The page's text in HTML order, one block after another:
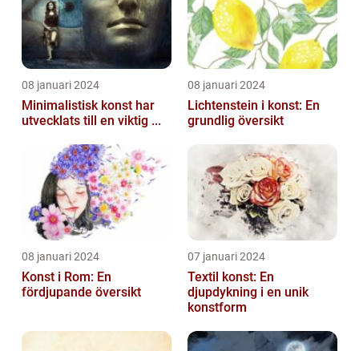
08 januari 2024
Minimalistisk konst har
utvecklats till en viktig ...
08 januari 2024
Lichtenstein i konst: En
grundlig översikt
08 januari 2024
Konst i Rom: En
fördjupande översikt
07 januari 2024
Textil konst: En
djupdykning i en unik
konstform